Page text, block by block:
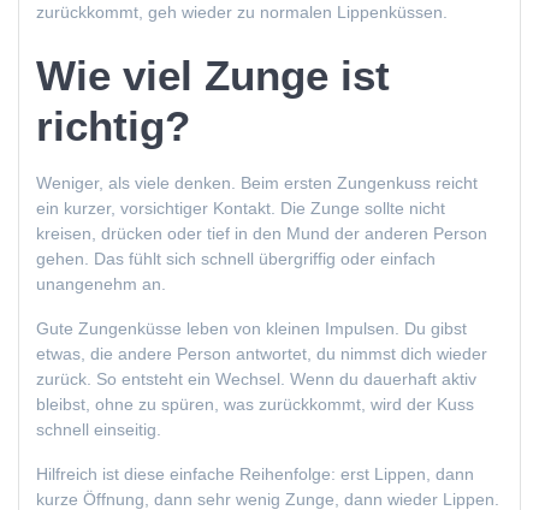
zurückkommt, geh wieder zu normalen Lippenküssen.
Wie viel Zunge ist
richtig?
Weniger, als viele denken. Beim ersten Zungenkuss reicht
ein kurzer, vorsichtiger Kontakt. Die Zunge sollte nicht
kreisen, drücken oder tief in den Mund der anderen Person
gehen. Das fühlt sich schnell übergriffig oder einfach
unangenehm an.
Gute Zungenküsse leben von kleinen Impulsen. Du gibst
etwas, die andere Person antwortet, du nimmst dich wieder
zurück. So entsteht ein Wechsel. Wenn du dauerhaft aktiv
bleibst, ohne zu spüren, was zurückkommt, wird der Kuss
schnell einseitig.
Hilfreich ist diese einfache Reihenfolge: erst Lippen, dann
kurze Öffnung, dann sehr wenig Zunge, dann wieder Lippen.